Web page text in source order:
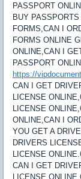
PASSPORT
BUY
FORMS,CAN I
FORMS ONLINE
ONLINE,CAN I
PASSPORT
https://
CAN I GET
LICENSE
LICENSE
ONLINE,CAN I
YOU GET A
DRIVERS
LICENSE
CAN I GET
LICENSE